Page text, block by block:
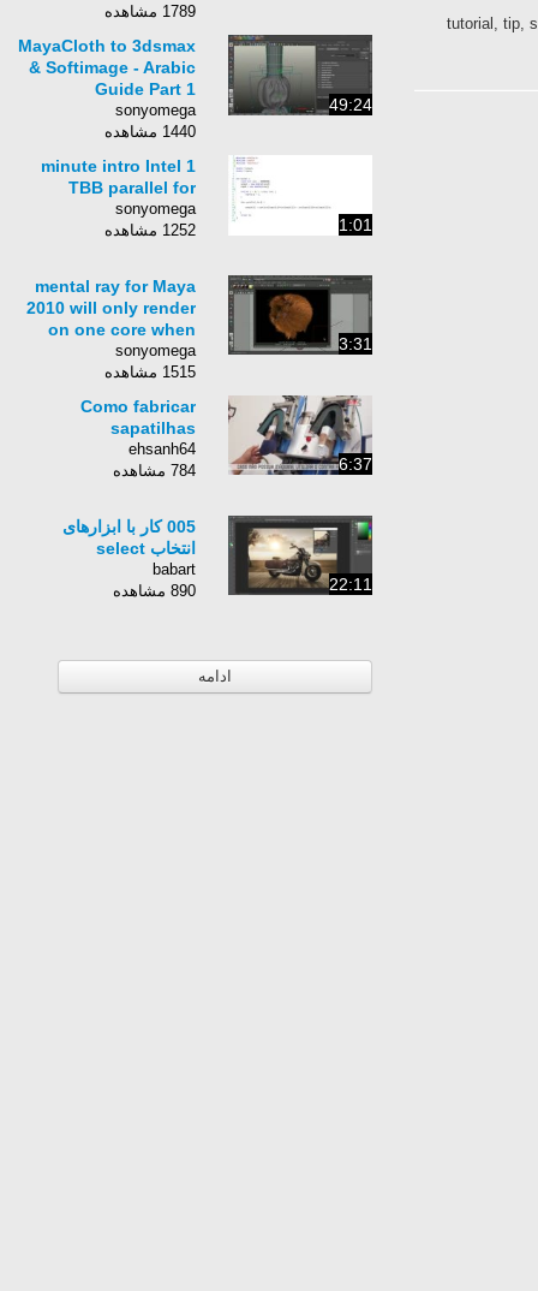
tutorial, tip,
1789 مشاهده
49:24
MayaCloth to 3dsmax
& Softimage - Arabic
Guide Part 1
sonyomega
1440 مشاهده
1:01
1 minute intro Intel
TBB parallel for
sonyomega
1252 مشاهده
3:31
mental ray for Maya
2010 will only render
on one core when
sonyomega
1515 مشاهده
6:37
Como fabricar
sapatilhas
ehsanh64
784 مشاهده
22:11
005 کار با ابزارهای
انتخاب select
babart
890 مشاهده
ادامه